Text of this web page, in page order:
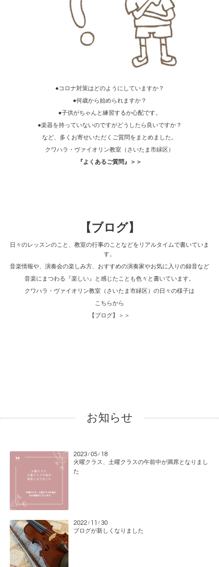
●コロナ対策はどのようにしていますか？
●何歳から始められますか？
●子供がちゃんと練習するか心配です。
●楽器を持っていないのですがどうしたら良いですか？
など、多くお寄せいただくご質問をまとめました。
クワハラ・ヴァイオリン教室（さいたま市緑区）
『よくあるご質問』＞＞
【ブログ】
日々のレッスンのこと、教室の行事のことなどをリアルタイムで書いていま
す。
音楽情報や、演奏会の楽しみ方、おすすめの演奏家やお気に入りの録音など
音楽にまつわる『楽しい』と感じたことも色々と書いています。
クワハラ・ヴァイオリン教室（さいたま市緑区）の日々の様子は
こちらから
【ブログ】＞＞
お知らせ
2023 / 05 / 18
火曜クラス、土曜クラスの午前中が満席となりまし
た
2022 / 11 / 30
ブログが新しくなりました